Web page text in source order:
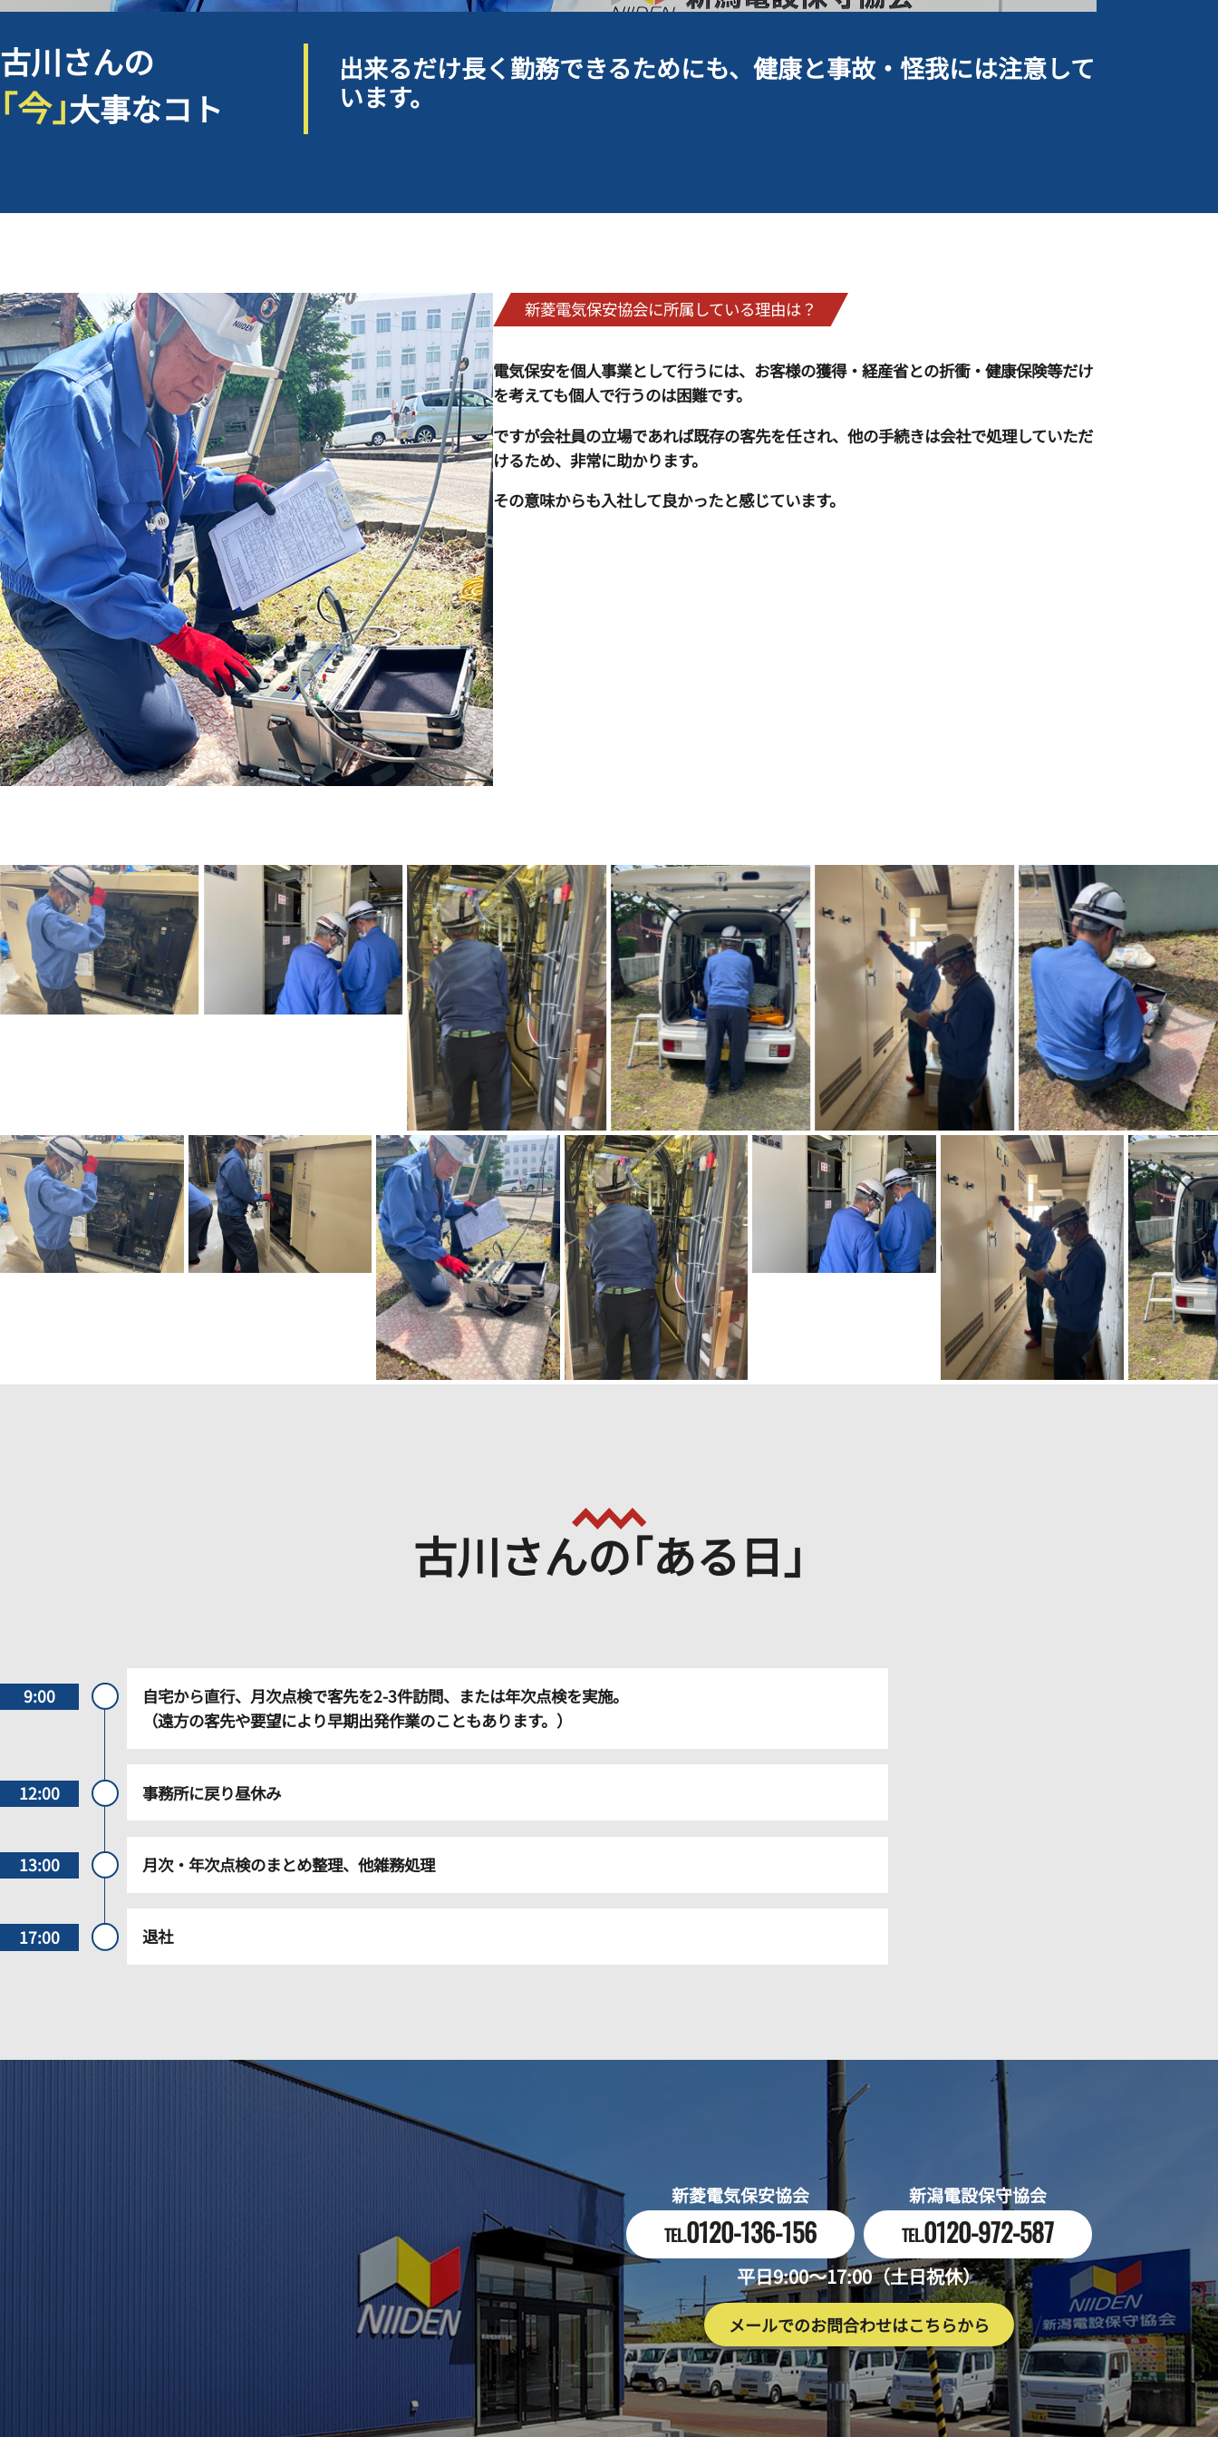
古川さんの
｢今｣大事なコト
出来るだけ長く勤務できるためにも、健康と事故・怪我には注意して
います。
新菱電気保安協会に所属している理由は？
電気保安を個人事業として行うには、お客様の獲得・経産省との折衝・健康保険等だけ
を考えても個人で行うのは困難です。
ですが会社員の立場であれば既存の客先を任され、他の手続きは会社で処理していただ
けるため、非常に助かります。
その意味からも入社して良かったと感じています。
古川さんの｢ある日｣
9:00
自宅から直行、月次点検で客先を2-3件訪問、または年次点検を実施。
（遠方の客先や要望により早期出発作業のこともあります。）
12:00 事務所に戻り昼休み
13:00 月次・年次点検のまとめ整理、他雑務処理
17:00 退社
新菱電気保安協会
TEL.0120-136-156
新潟電設保守協会
TEL.0120-972-587
平日9:00～17:00（土日祝休）
メールでのお問合わせはこちらから